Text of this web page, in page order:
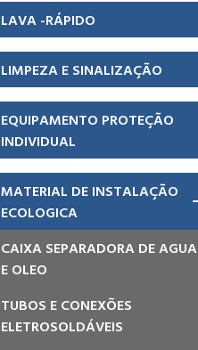
LAVA -RÁPIDO
LIMPEZA E SINALIZAÇÃO
EQUIPAMENTO PROTEÇÃO
INDIVIDUAL
MATERIAL DE INSTALAÇÃO
ECOLOGICA
CAIXA SEPARADORA DE AGUA
E OLEO
TUBOS E CONEXÕES
ELETROSOLDÁVEIS